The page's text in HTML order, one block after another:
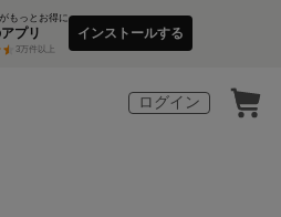
もっとお得に
プリ
3万件以上
インストールする
ログイン